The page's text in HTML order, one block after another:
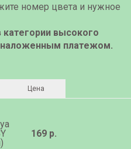
номер цвета и нужное
высокого
наложенным платежом.
Цена
169 р.